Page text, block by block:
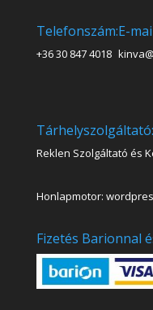
Telefonszám:
+36 30 847 4018
E-
Tárhelyszolgáltató:
Reklen Szolgáltató és
Honlapmotor:
Fizetés Barionnal